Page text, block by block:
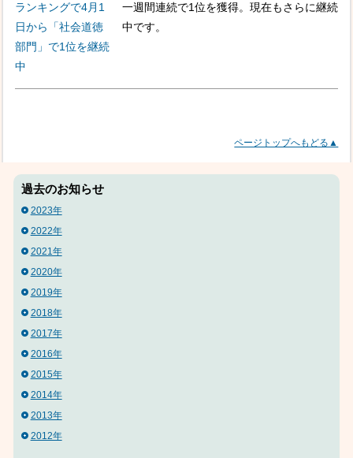
一週間連続で1位を獲得。現在もさらに継続
中です。
ページトップへもどる▲
過去のお知らせ
2023年
2022年
2021年
2020年
2019年
2018年
2017年
2016年
2015年
2014年
2013年
2012年